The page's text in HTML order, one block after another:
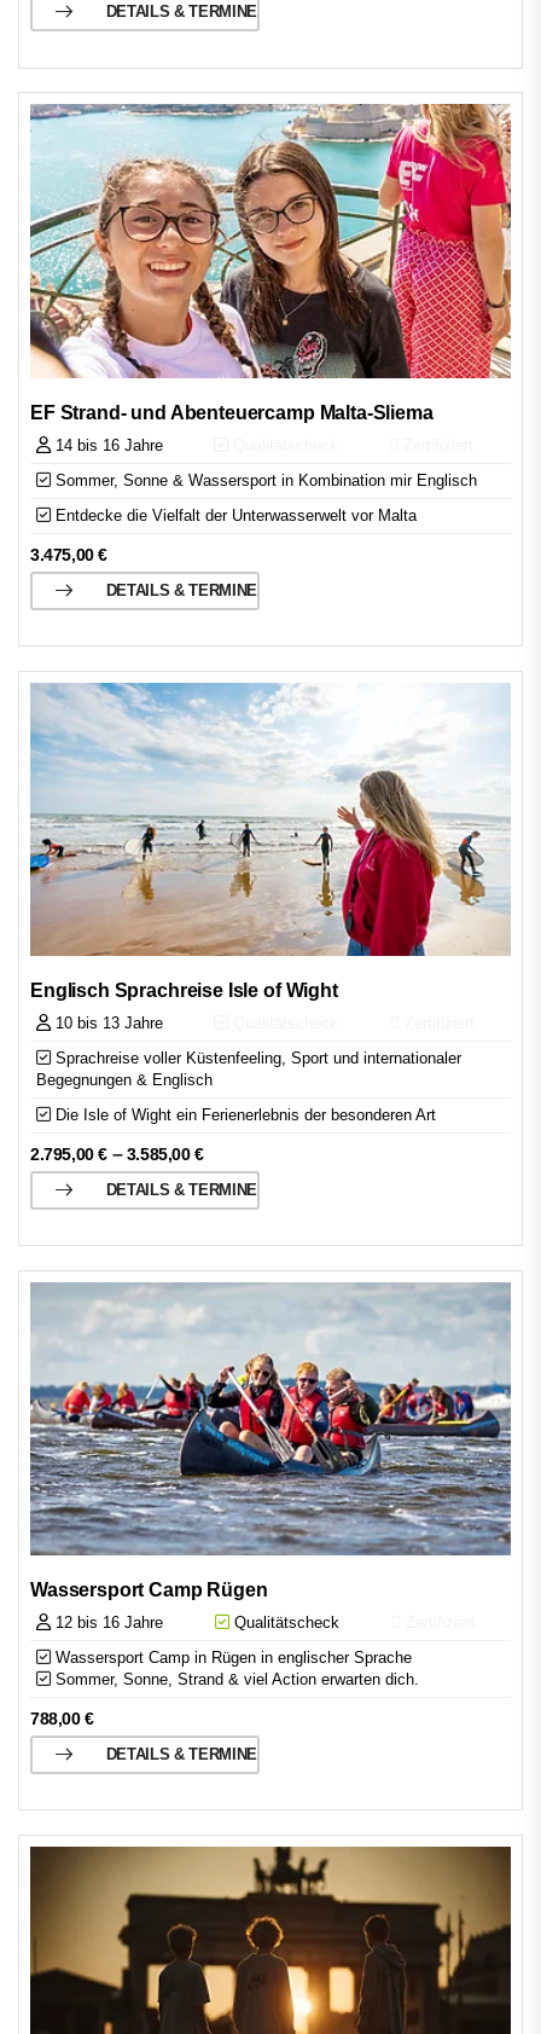
DETAILS & TERMINE
EF Strand- und Abenteuercamp Malta-Sliema
14 bis 16 Jahre
Sommer, Sonne & Wassersport in Kombination mir Englisch
Entdecke die Vielfalt der Unterwasserwelt vor Malta
3.475,00€
DETAILS & TERMINE
Englisch Sprachreise Isle of Wight
10 bis 13 Jahre
Sprachreise voller Küstenfeeling, Sport und internationaler
Begegnungen & Englisch
Die Isle of Wight ein Ferienerlebnis der besonderen Art
2.795,00€ –3.585,00€
DETAILS & TERMINE
Wassersport Camp Rügen
12 bis 16 Jahre Qualitätscheck
Wassersport Camp in Rügen in englischer Sprache
Sommer, Sonne, Strand & viel Action erwarten dich.
788,00€
DETAILS & TERMINE